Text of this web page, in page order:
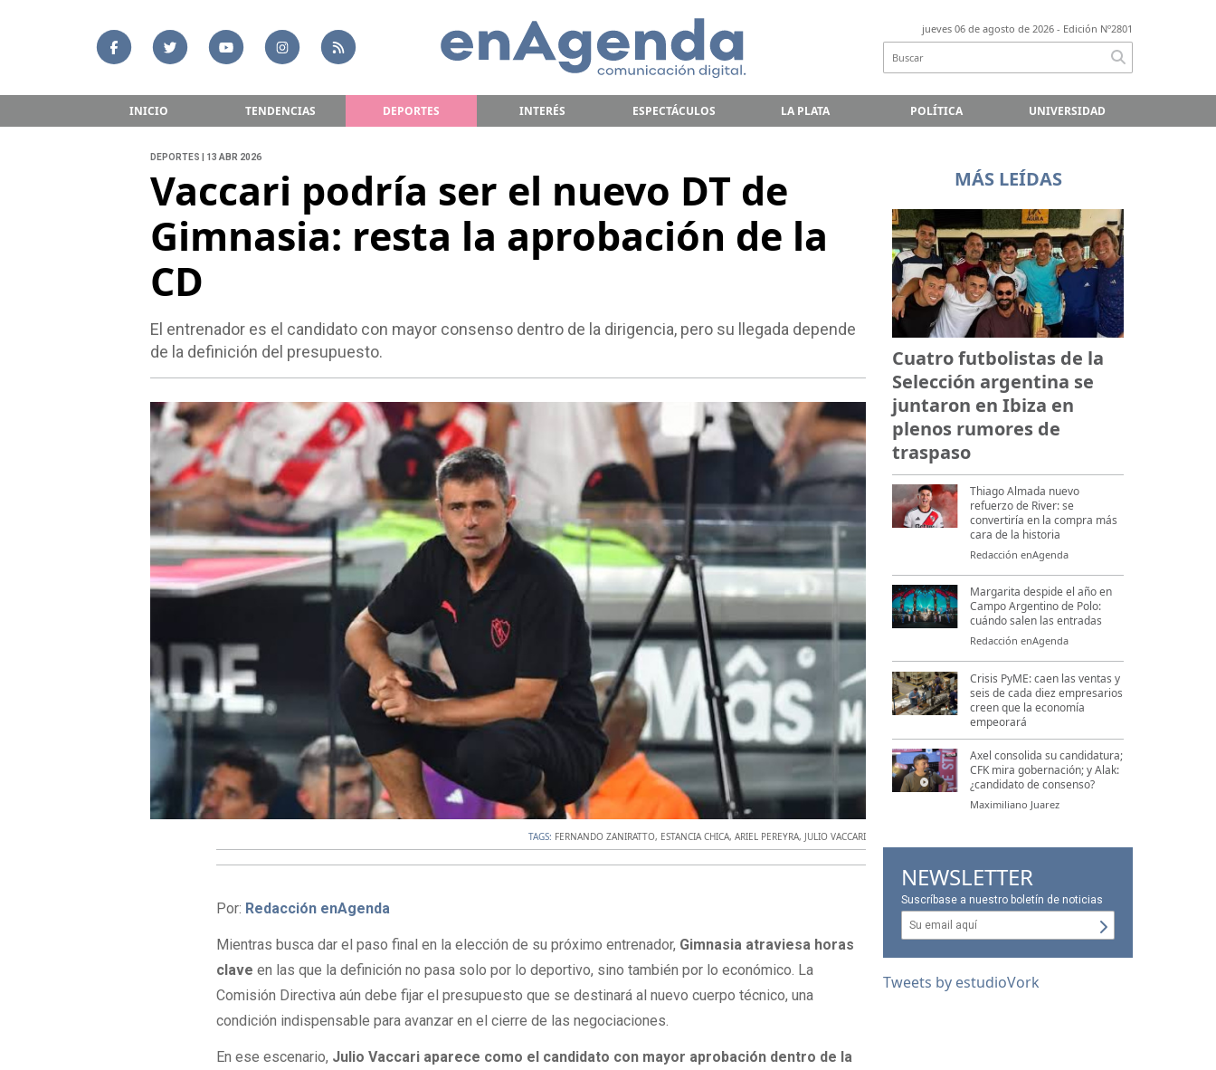
jueves 06 de agosto de 2026 - Edición Nº2801
INICIO TENDENCIAS DEPORTES INTERÉS ESPECTÁCULOS LA PLATA POLÍTICA UNIVERSIDAD
DEPORTES | 13 ABR 2026
Vaccari podría ser el nuevo DT de
Gimnasia: resta la aprobación de la
CD
El entrenador es el candidato con mayor consenso dentro de la dirigencia, pero su llegada depende
de la definición del presupuesto.
TAGS: FERNANDO ZANIRATTO, ESTANCIA CHICA,ARIEL PEREYRA, JULIO VACCARI
Por: Redacción enAgenda
Mientras busca dar el paso final en la elección de su próximo entrenador, Gimnasia atraviesa horas
claveen las que la definición no pasa solo por lo deportivo, sino también por lo económico. La
Comisión Directiva aún debe fijar el presupuesto que se destinará al nuevo cuerpo técnico, una
condición indispensable para avanzar en el cierre de las negociaciones.
En ese escenario, Julio Vaccari aparece como el candidato con mayor aprobación dentro de la
MÁS LEÍDAS
Cuatro futbolistas de la
Selección argentina se
juntaron en Ibiza en
plenos rumores de
traspaso
Thiago Almada nuevo
refuerzo de River: se
convertiría en la compra más
cara de la historia
Redacción enAgenda
Margarita despide el año en
Campo Argentino de Polo:
cuándo salen las entradas
Redacción enAgenda
Crisis PyME: caen las ventas y
seis de cada diez empresarios
creen que la economía
empeorará
Axel consolida su candidatura;
CFK mira gobernación; y Alak:
¿candidato de consenso?
Maximiliano Juarez
NEWSLETTER
Suscríbase a nuestro boletín de noticias
Tweets by estudioVork